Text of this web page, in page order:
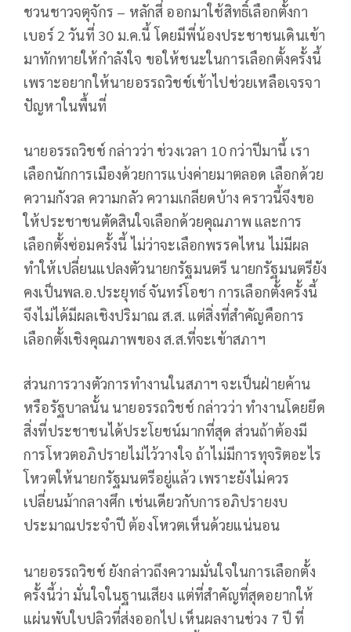
ชวนชาวจตุจักร – หลักสี่ ออกมาใช้สิทธิ์เลือกตั้งกา
เบอร์ 2 วันที่ 30 ม.ค.นี้ โดยมีพี่น้องประชาชนเดินเข้า
มาทักทายให้กำลังใจ ขอให้ชนะในการเลือกตั้งครั้งนี้
เพราะอยากให้นายอรรถวิชช์เข้าไปช่วยเหลือเจรจา
ปัญหาในพื้นที่
นายอรรถวิชช์ กล่าวว่า ช่วงเวลา 10 กว่าปีมานี้ เรา
เลือกนักการเมืองด้วยการแบ่งค่ายมาตลอด เลือกด้วย
ความกังวล ความกลัว ความเกลียดบ้าง คราวนี้จึงขอ
ให้ประชาชนตัดสินใจเลือกด้วยคุณภาพ และการ
เลือกตั้งซ่อมครั้งนี้ ไม่ว่าจะเลือกพรรคไหน ไม่มีผล
ทำให้เปลี่ยนแปลงตัวนายกรัฐมนตรี นายกรัฐมนตรียัง
คงเป็นพล.อ.ประยุทธ์ จันทร์โอชา การเลือกตั้งครั้งนี้
จึงไม่ได้มีผลเชิงปริมาณ ส.ส. แต่สิ่งที่สำคัญคือการ
เลือกตั้งเชิงคุณภาพของ ส.ส.ที่จะเข้าสภาฯ
ส่วนการวางตัวการทำงานในสภาฯ จะเป็นฝ่ายค้าน
หรือรัฐบาลนั้น นายอรรถวิชช์ กล่าวว่า ทำงานโดยยึด
สิ่งที่ประชาชนได้ประโยชน์มากที่สุด ส่วนถ้าต้องมี
การโหวตอภิปรายไม่ไว้วางใจ ถ้าไม่มีการทุจริตอะไร
โหวตให้นายกรัฐมนตรีอยู่แล้ว เพราะยังไม่ควร
เปลี่ยนม้ากลางศึก เช่นเดียวกับการอภิปรายงบ
ประมาณประจำปี ต้องโหวตเห็นด้วยแน่นอน
นายอรรถวิชช์ ยังกล่าวถึงความมั่นใจในการเลือกตั้ง
ครั้งนี้ว่า มั่นใจในฐานเสียง แต่ที่สำคัญที่สุดอยากให้
แผ่นพับใบปลิวที่ส่งออกไป เห็นผลงานช่วง 7 ปี ที่